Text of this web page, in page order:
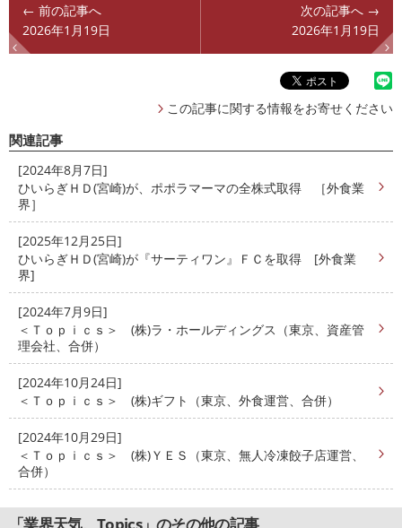
← 前の記事へ
2026年1月19日
次の記事へ →
2026年1月19日
この記事に関する情報をお寄せください
関連記事
[2024年8月7日]
ひいらぎＨＤ(宮崎)が、ポポラマーマの全株式取得 ［外食業
界］
[2025年12月25日]
ひいらぎＨＤ(宮崎)が『サーティワン』ＦＣを取得 [外食業
界]
[2024年7月9日]
＜Ｔｏｐｉｃｓ＞ (株)ラ・ホールディングス（東京、資産管
理会社、合併）
[2024年10月24日]
＜Ｔｏｐｉｃｓ＞ (株)ギフト（東京、外食運営、合併）
[2024年10月29日]
＜Ｔｏｐｉｃｓ＞ (株)ＹＥＳ（東京、無人冷凍餃子店運営、
合併）
「業界天気、Topics」のその他の記事